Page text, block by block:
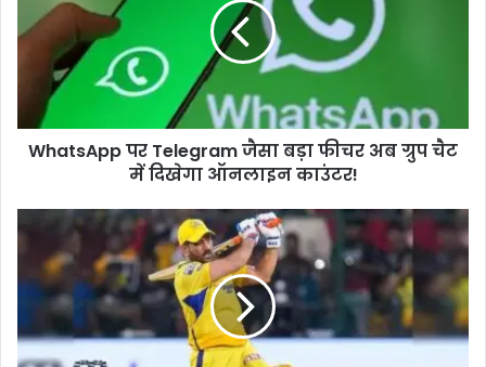
बड़ा
चैट
WhatsApp पर Telegram जैसा बड़ा फीचर अब ग्रुप चैट
में दिखेगा ऑनलाइन काउंटर!
Dhoni
सकते
ओवर
से